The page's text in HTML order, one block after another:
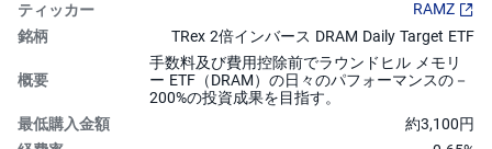
債
RAMZ
TRex 2倍インバース DRAM Daily Target ETF
手数料及び費用控除前でラウンドヒル メモリ
ー ETF（DRAM）の日々のパフォーマンスの－
200%の投資成果を目指す。
約3,100円